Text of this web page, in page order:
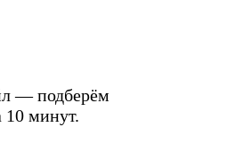
— подберём
минут.